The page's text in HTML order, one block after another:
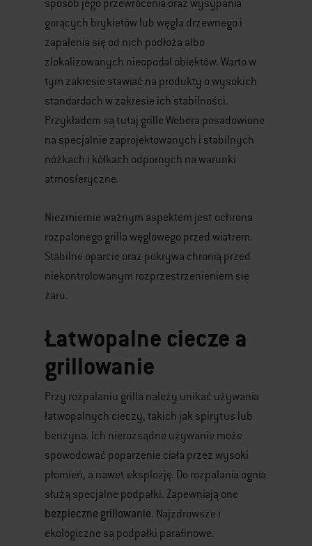
sposób jego przewrócenia oraz wysypania
gorących brykietów lub węgla drzewnego i
zapalenia się od nich podłoża albo
zlokalizowanych nieopodal obiektów. Warto w
tym zakresie stawiać na produkty o wysokich
standardach w zakresie ich stabilności.
Przykładem są tutaj grille Webera posadowione
na specjalnie zaprojektowanych i stabilnych
nóżkach i kółkach odpornych na warunki
atmosferyczne.
Niezmiernie ważnym aspektem jest ochrona
rozpalonego grilla węglowego przed wiatrem.
Stabilne oparcie oraz pokrywa chronią przed
niekontrolowanym rozprzestrzenieniem się
żaru.
Łatwopalne ciecze a
grillowanie
Przy rozpalaniu grilla należy unikać używania
łatwopalnych cieczy, takich jak spirytus lub
benzyna. Ich nierozsądne używanie może
spowodować poparzenie ciała przez wysoki
płomień, a nawet eksplozję. Do rozpalania ognia
służą specjalne podpałki. Zapewniają one
bezpieczne grillowanie. Najzdrowsze i
ekologiczne są podpałki parafinowe.